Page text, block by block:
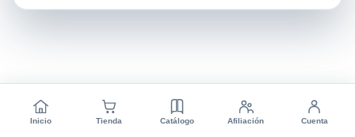
Inicio Tienda Catálogo Afiliación Cuenta